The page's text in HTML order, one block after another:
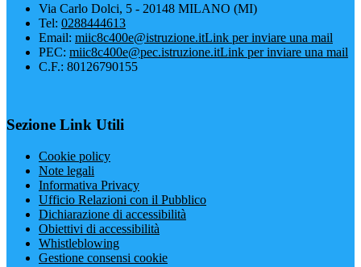
Via Carlo Dolci, 5 - 20148 MILANO (MI)
Tel: 0288444613
Email: miic8c400e@istruzione.itLink per inviare una mail
PEC: miic8c400e@pec.istruzione.itLink per inviare una mail
C.F.: 80126790155
Sezione Link Utili
Cookie policy
Note legali
Informativa Privacy
Ufficio Relazioni con il Pubblico
Dichiarazione di accessibilità
Obiettivi di accessibilità
Whistleblowing
Gestione consensi cookie